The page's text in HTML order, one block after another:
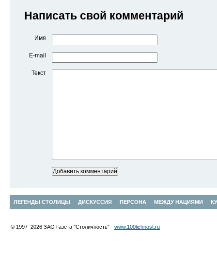
Написать свой комментарий
Имя
E-mail
Текст
ЛЕГЕНДЫ СТОЛИЦЫ ДИСКУССИЯ ПЕРСОНА МЕЖДУ НАЦИЯМИ
© 1997–2026 ЗАО Газета "Столичность" - www.100lichnost.ru